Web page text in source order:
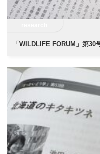
「 WILDLIFE FORUM」第30